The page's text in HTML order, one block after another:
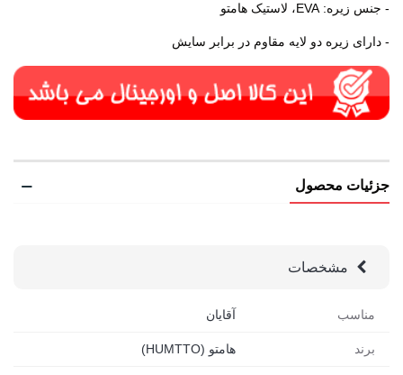
- جنس زیره: EVA، لاستیک هامتو
- دارای زیره دو لایه مقاوم در برابر سایش
جزئیات محصول
مشخصات
مناسب آقایان
برند هامتو (HUMTTO)